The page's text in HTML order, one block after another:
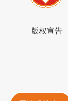
版权宣告